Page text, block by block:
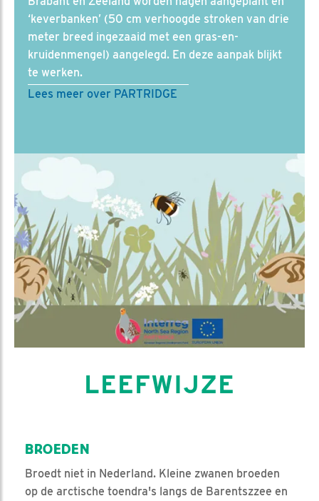
‘keverbanken’ (50 cm verhoogde stroken van drie
meter breed ingezaaid met een gras-en-
kruidenmengel) aangelegd. En deze aanpak blijkt
te werken.
Lees meer over PARTRIDGE
LEEFWIJZE
BROEDEN
Broedt niet in Nederland. Kleine zwanen broeden
op de arctische toendra's langs de Barentszzee en